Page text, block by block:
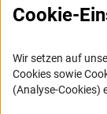
FAQ
Logo und Corporate
RSS-Feeds
Compliance
Cookie-
Wir setzen auf
Cookies sowie
(Analyse-Cookies)